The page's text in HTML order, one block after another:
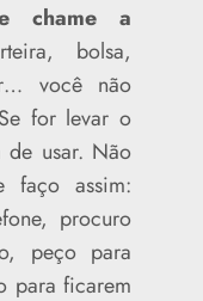
chame a
bolsa,
você não
for levar o
usar. Não
faço assim:
procuro
peço para
para ficarem